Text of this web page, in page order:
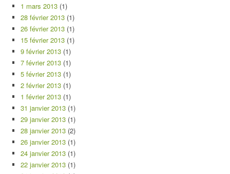
1 mars 2013 (1)
28 février 2013 (1)
26 février 2013 (1)
15 février 2013 (1)
9 février 2013 (1)
7 février 2013 (1)
5 février 2013 (1)
2 février 2013 (1)
1 février 2013 (1)
31 janvier 2013 (1)
29 janvier 2013 (1)
28 janvier 2013 (2)
26 janvier 2013 (1)
24 janvier 2013 (1)
22 janvier 2013 (1)